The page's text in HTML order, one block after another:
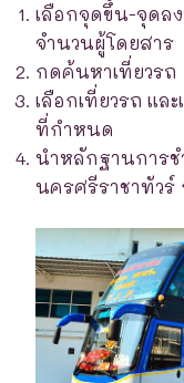
เลือกจุดขึ้น-จุดลง
จำนวนผู้โดยสาร
กดค้นหาเที่ยวรถ
เลือกเที่ยวรถ แล
ที่กำหนด
นำหลักฐานการช
นครศรีราชาทัว